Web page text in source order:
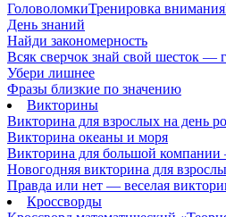
ГоловоломкиТренировка внимания
День знаний
Найди закономерность
Всяк сверчок знай свой шесток —
Убери лишнее
Фразы близкие по значению
Викторины
Викторина для взрослых на день
Викторина океаны и моря
Викторина для большой компании
Новогодняя викторина для
Правда или нет — веселая
Кроссворды